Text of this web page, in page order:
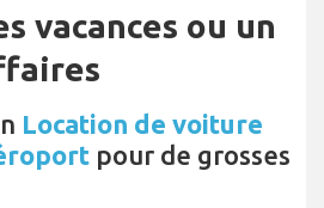
vacances ou un
Location de voiture
pour de grosses